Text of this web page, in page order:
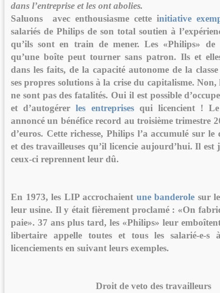
dans l’entreprise et les ont abolies.
Saluons avec enthousiasme cette initiative
salariés de Philips de son total soutien à
qu’ils sont en train de mener. Les «Philips» de
qu’une boîte peut tourner sans patron. Ils et
dans les faits, de la capacité autonome de la
ses propres solutions à la crise du capitalisme. Non,
ne sont pas des fatalités. Oui il est possible
et d’autogérerles entreprisesqui licencient !
annoncé un bénéfice record au troisième trimestre
d’euros. Cette richesse, Philips l’a accumulé sur
et des travailleuses qu’il licencie aujourd’hui. Il est
ceux-ci reprennent leur dû.
En 1973, les LIP accrochaient une banderole sur
leur usine. Il y était fièrement proclamé : «On
paie». 37 ans plus tard, les «Philips» leur
libertaire appelle toutes et tous les salarié-e-s
licenciements en suivant leurs exemples.
Droit de veto des travailleurs